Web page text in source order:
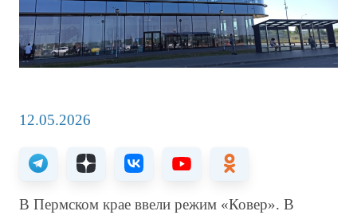
12.05.2026
В Пермском крае ввели режим «Ковер». В